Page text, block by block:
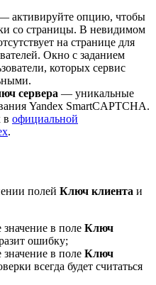
активируйте опцию, чтобы
со страницы. В невидимом
на странице для
Окно с заданием
которых сервис
сервера — уникальные
Yandex SmartCAPTCHA.
в официальной
.
полей Ключ клиента и
значение в поле Ключ
ошибку;
значение в поле Ключ
всегда будет считаться